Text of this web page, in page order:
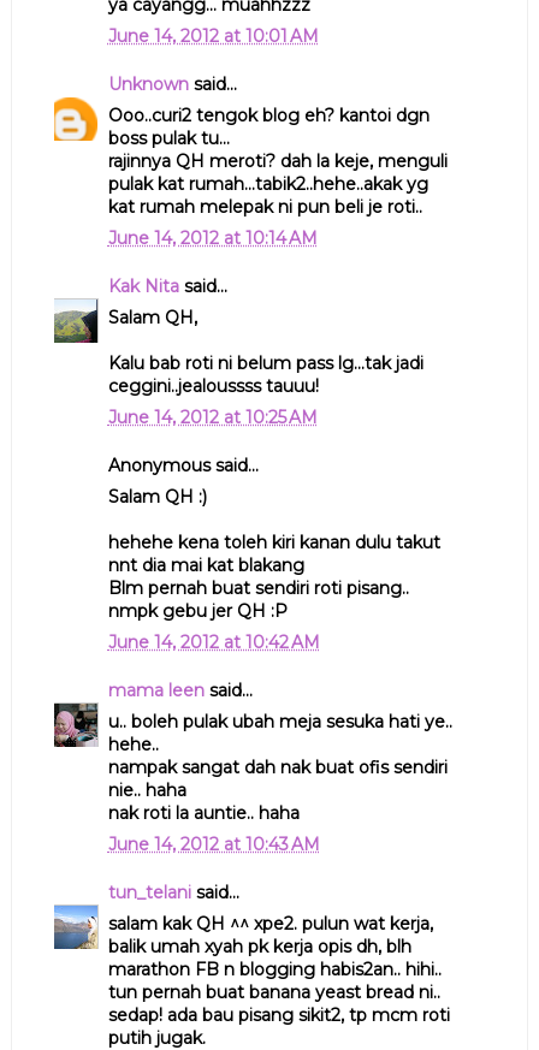
June 14, 2012 at 10:01 AM
Unknownsaid...
Ooo..curi2 tengok blog eh? kantoi dgn
boss pulak tu...
rajinnya QH meroti? dah la keje, menguli
pulak kat rumah...tabik2..hehe..akak yg
kat rumah melepak ni pun beli je roti..
June 14, 2012 at 10:14 AM
Kak Nitasaid...
Salam QH,
Kalu bab roti ni belum pass lg...tak jadi
ceggini..jealoussss tauuu!
June 14, 2012 at 10:25 AM
Anonymous said...
Salam QH :)
hehehe kena toleh kiri kanan dulu takut
nnt dia mai kat blakang
Blm pernah buat sendiri roti pisang..
nmpk gebu jer QH :P
June 14, 2012 at 10:42 AM
mama leensaid...
u.. boleh pulak ubah meja sesuka hati ye..
hehe..
nampak sangat dah nak buat ofis sendiri
nie.. haha
nak roti la auntie.. haha
June 14, 2012 at 10:43 AM
tun_telanisaid...
salam kak QH ^^ xpe2. pulun wat kerja,
balik umah xyah pk kerja opis dh, blh
marathon FB n blogging habis2an.. hihi..
tun pernah buat banana yeast bread ni..
sedap! ada bau pisang sikit2, tp mcm roti
putih jugak.